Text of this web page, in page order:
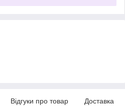
Відгуки про товар Доставка